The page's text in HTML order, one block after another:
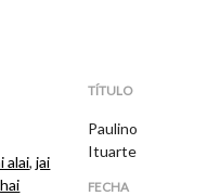
alai,jai
TÍTULO
Paulino
Ituarte
FECHA